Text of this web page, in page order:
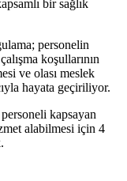
bir sağlık
personelin
koşullarının
ve olası meslek
hayata geçiriliyor.
kapsayan
alabilmesi için 4